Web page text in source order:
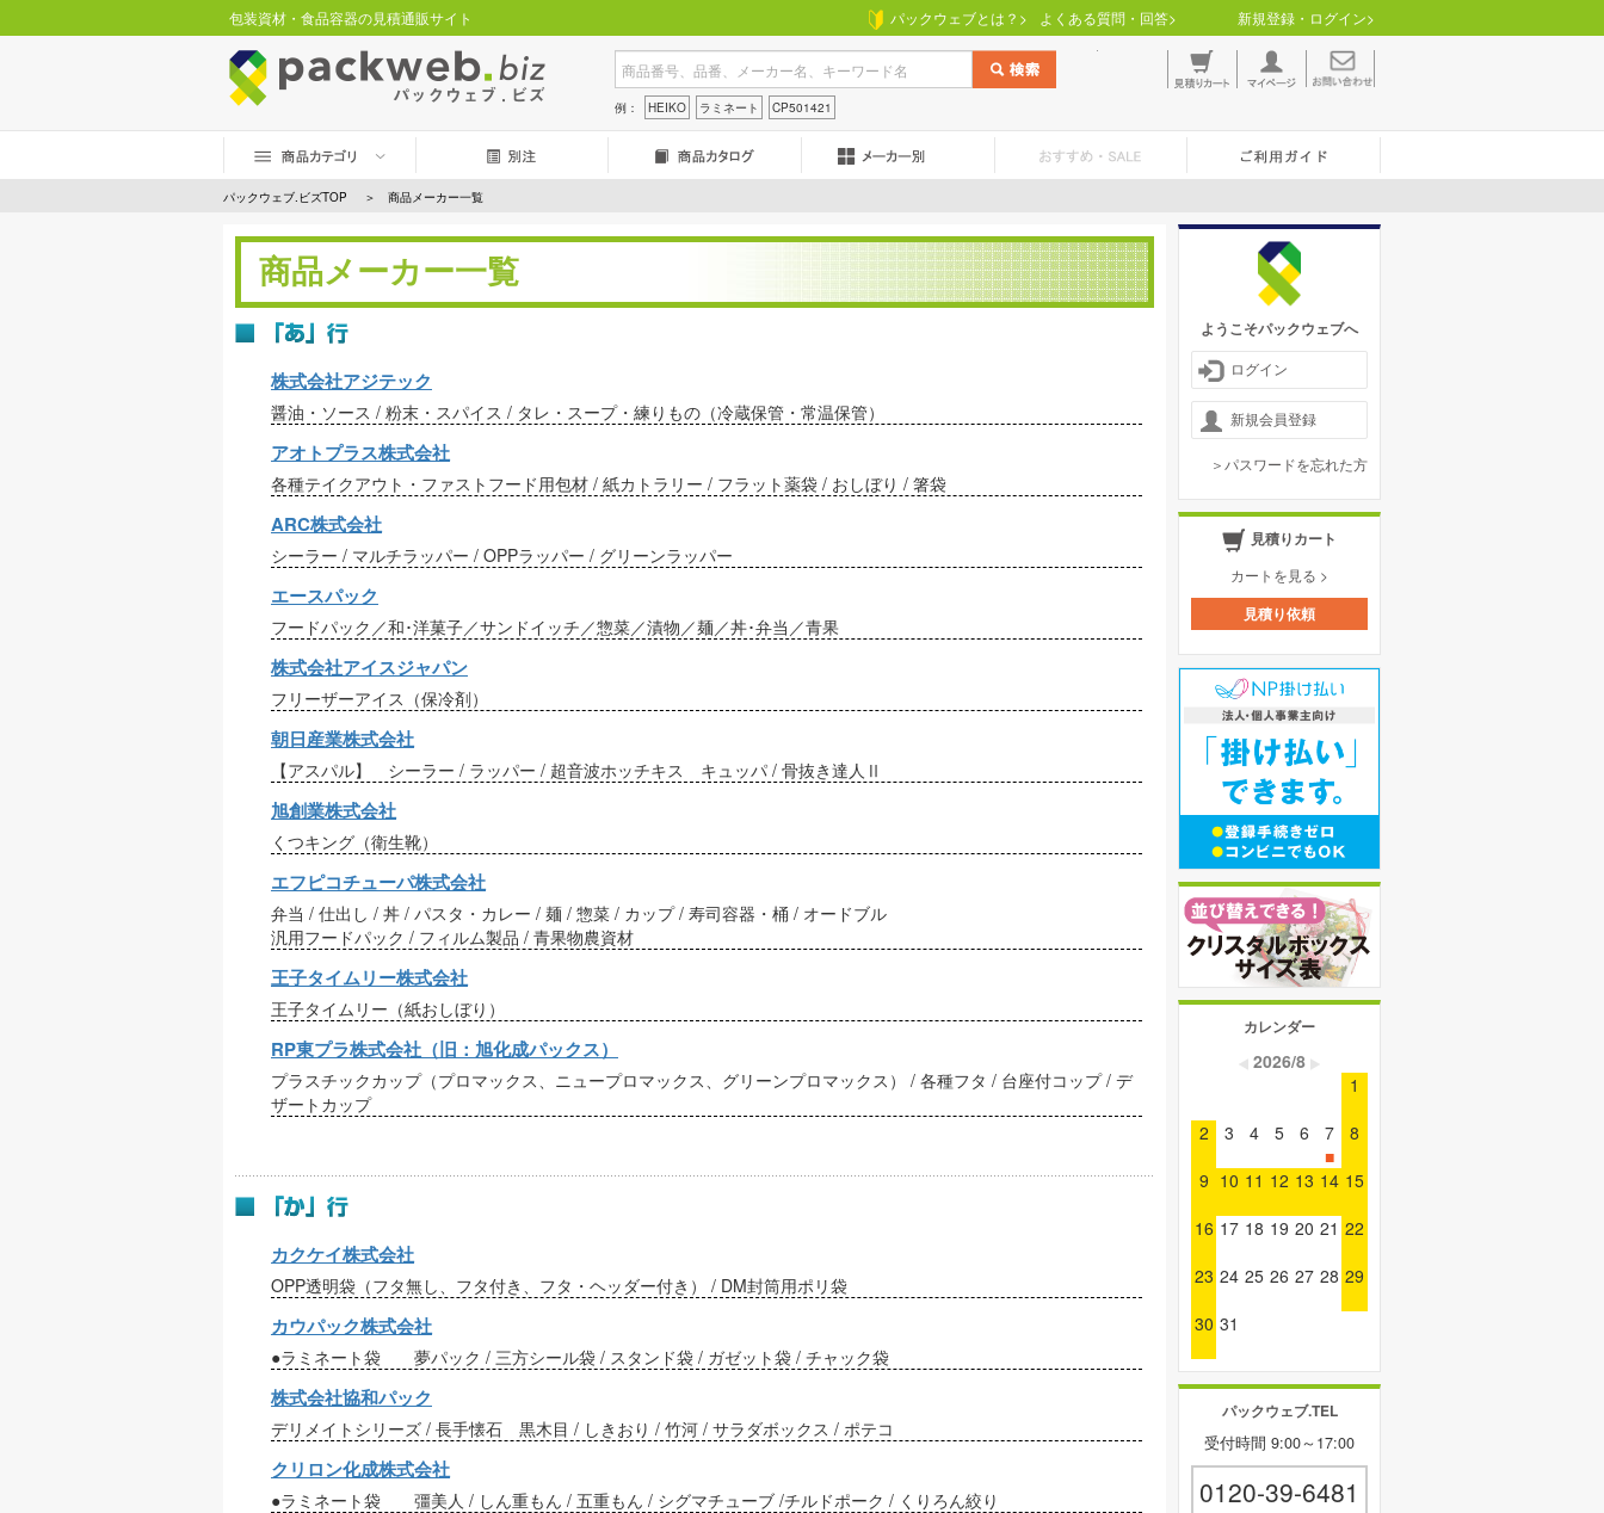
包装資材・食品容器の見積通販サイト パックウェブとは？> よくある質問・回答> 新規登録・ログイン>
例： HEIKO ラミネート CP501421
パックウェブ.ビズTOP 商品メーカー一覧
ようこそパックウェブへ
ログイン
新規会員登録
＞パスワードを忘れた方
見積りカート
カートを見る >
見積り依頼
カレンダー
2026/8
1
2
3 4 5 6
7
■
8
9 10 11 12 13 14 15
16 17 18 19 20 21 22
23 24 25 26 27 28 29
30 31
パックウェブ.TEL
受付時間 9:00～17:00
0120-39-6481
商品メーカー一覧
株式会社アジテック
醤油・ソース / 粉末・スパイス / タレ・スープ・練りもの（冷蔵保管・常温保管）
アオトプラス株式会社
各種テイクアウト・ファストフード用包材 / 紙カトラリー / フラット薬袋 / おしぼり / 箸袋
ARC株式会社
シーラー / マルチラッパー / OPPラッパー / グリーンラッパー
エースパック
フードパック／和･洋菓子／サンドイッチ／惣菜／漬物／麺／丼･弁当／青果
株式会社アイスジャパン
フリーザーアイス（保冷剤）
朝日産業株式会社
【アスパル】 シーラー / ラッパー / 超音波ホッチキス キュッパ / 骨抜き達人Ⅱ
旭創業株式会社
くつキング（衛生靴）
エフピコチューパ株式会社
弁当 / 仕出し / 丼 / パスタ・カレー / 麺 / 惣菜 / カップ / 寿司容器・桶 / オードブル
汎用フードパック / フィルム製品 / 青果物農資材
王子タイムリー株式会社
王子タイムリー（紙おしぼり）
RP東プラ株式会社（旧：旭化成パックス）
プラスチックカップ（プロマックス、ニュープロマックス、グリーンプロマックス） / 各種フタ / 台座付コップ / デ
ザートカップ
カクケイ株式会社
OPP透明袋（フタ無し、フタ付き、フタ・ヘッダー付き） / DM封筒用ポリ袋
カウパック株式会社
●ラミネート袋 夢パック / 三方シール袋 / スタンド袋 / ガゼット袋 / チャック袋
株式会社協和パック
デリメイトシリーズ / 長手懐石 黒木目 / しきおり / 竹河 / サラダボックス / ポテコ
クリロン化成株式会社
●ラミネート袋 彊美人 / しん重もん / 五重もん / シグマチューブ /チルドポーク / くりろん絞り